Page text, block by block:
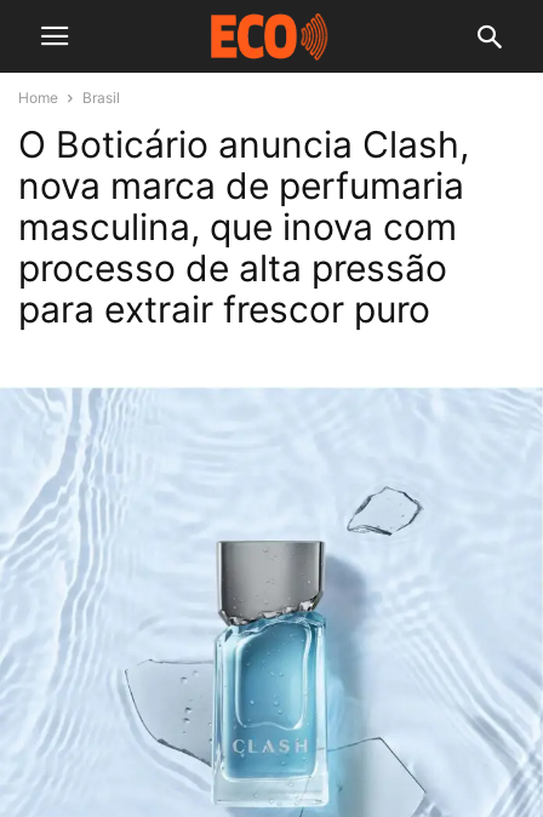
Home Brasil
O Boticário anuncia Clash,
nova marca de perfumaria
masculina, que inova com
processo de alta pressão
para extrair frescor puro